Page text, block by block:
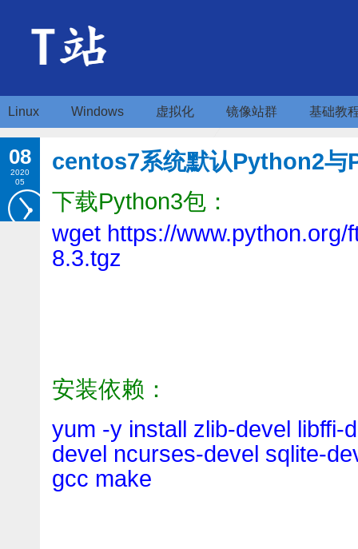
Linux Windows 虚拟化 镜像站群 基础教
08
2020
05
centos7系统默认Python2与
下载Python3包：
wget https://
8.3.tgz
安装依赖：
yum -y install zlib-devel libffi-
devel ncurses-devel sqlite-
gcc make